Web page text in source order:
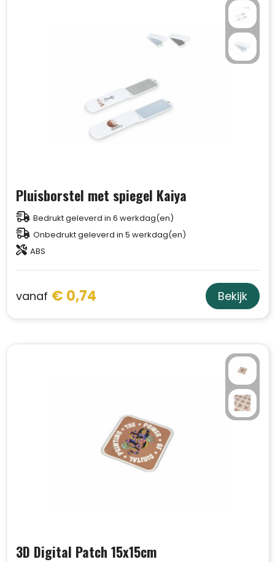
Pluisborstel met spiegel Kaiya
Bedrukt geleverd in 6 werkdag(en)
Onbedrukt geleverd in 5 werkdag(en)
ABS
vanaf € 0,74 Bekijk
3D Digital Patch 15x15cm